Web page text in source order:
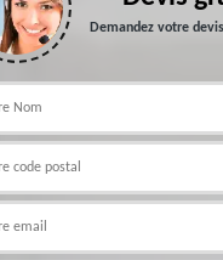
Demandez votre